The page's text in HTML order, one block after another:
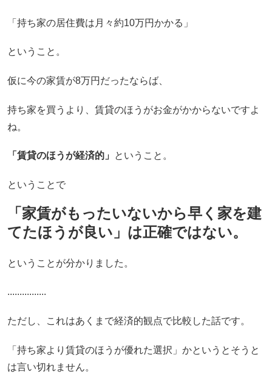
「持ち家の居住費は月々約10万円かかる」
ということ。
仮に今の家賃が8万円だったならば、
持ち家を買うより、賃貸のほうがお金がかからないですよ
ね。
「賃貸のほうが経済的」 ということ。
ということで
「家賃がもったいないから早く家を建
てたほうが良い」は正確ではない。
ということが分かりました。
................
ただし、これはあくまで経済的観点で比較した話です。
「持ち家より賃貸のほうが優れた選択」かというとそうと
は言い切れません。